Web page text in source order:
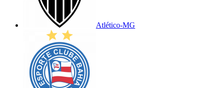
Atlético-MG